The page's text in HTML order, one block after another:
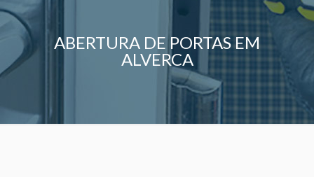
ABERTURA DE PORTAS EM
ALVERCA